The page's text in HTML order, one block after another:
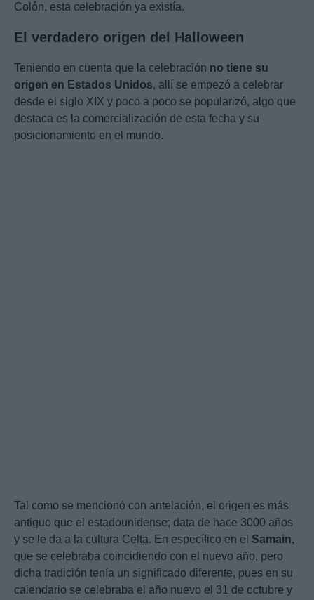
Colón, esta celebración ya existía.
El verdadero origen del Halloween
Teniendo en cuenta que la celebración no tiene su
origen en Estados Unidos, allí se empezó a celebrar
desde el siglo XIX y poco a poco se popularizó, algo que
destaca es la comercialización de esta fecha y su
posicionamiento en el mundo.
Tal como se mencionó con antelación, el origen es más
antiguo que el estadounidense; data de hace 3000 años
y se le da a la cultura Celta. En específico en el Samain,
que se celebraba coincidiendo con el nuevo año, pero
dicha tradición tenía un significado diferente, pues en su
calendario se celebraba el año nuevo el 31 de octubre y